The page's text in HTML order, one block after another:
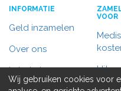
INFORMATIE
Geld inzamelen
Over ons
In het nieuws
VOOR
Wij gebruiken cookies voor